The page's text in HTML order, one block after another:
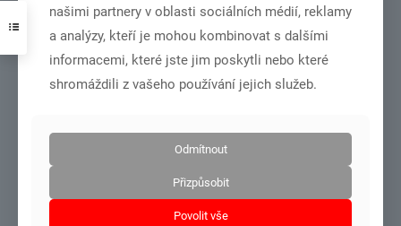
14.6.2026
našimi partnery v oblasti sociálních médií, reklamy
a analýzy, kteří je mohou kombinovat s dalšími
informacemi, které jste jim poskytli nebo které
shromáždili z vašeho používání jejich služeb.
Odmítnout
Přizpůsobit
Povolit vše